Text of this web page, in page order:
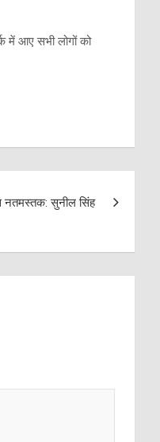
में आए सभी लोगों को
नतमस्तक: सुनील सिंह